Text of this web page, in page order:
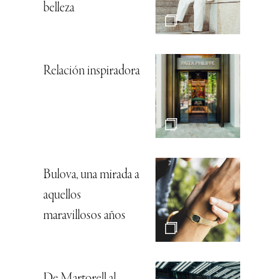
belleza
Relación inspiradora
Bulova, una mirada a
aquellos
maravillosos años